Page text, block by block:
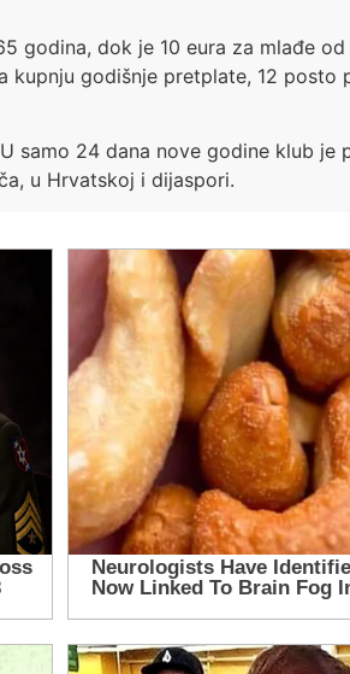
godina, dok je 10 eura za mlađe
kupnju godišnje pretplate, 12
samo 24 dana nove godine klub
u Hrvatskoj i dijaspori.